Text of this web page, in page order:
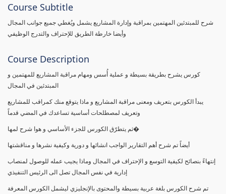
Course Subtitle
شرح للمبتدئين المهتمين بمراقبة وإدارة المشاريع يشمل ويُغطي جميع جوانب المجال
وأيضا خارطة الطريق للإحتراف والتدرج الوظيفي
Course Description
كورس يشرح بطريقة بسيطة و عملية أُسس ومهام مراقبة المشاريع للمهتمين و
المبتدئين في المجال
يبدأ الكورس بتعريف ومعنى مراقبة المشاريع و ماذا يتوقع منك كمراقب للمشاريع
وتعريف لمصطلحات أساسية تساعدك في المضي قدماً
ثم يتطرّق الكورس للجزء الأساسي و هوا شرح لمها�
أيضاً تم شرح أهم التقارير الواجب انشائها و دورية وكيفية نشرها و مناقشتها
إنتهاءً بنصائح لكيفية التوسع و الإحتراف في المجال وماذا يجيب عمله للوصول لمنصاب
إدارية في نفس المجال تصل الى الرئيس التنفيذي
تم شرح الكورس بلغة عربية بسيطة والمحتوى بالإنجليزي ليشمل الكورس المعرفة